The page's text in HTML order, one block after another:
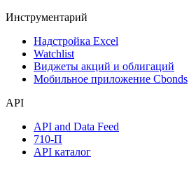
Инструментарий
Надстройка Excel
Watchlist
Виджеты акций и облигаций
Мобильное приложение Cbonds
API
API and Data Feed
710-П
API каталог